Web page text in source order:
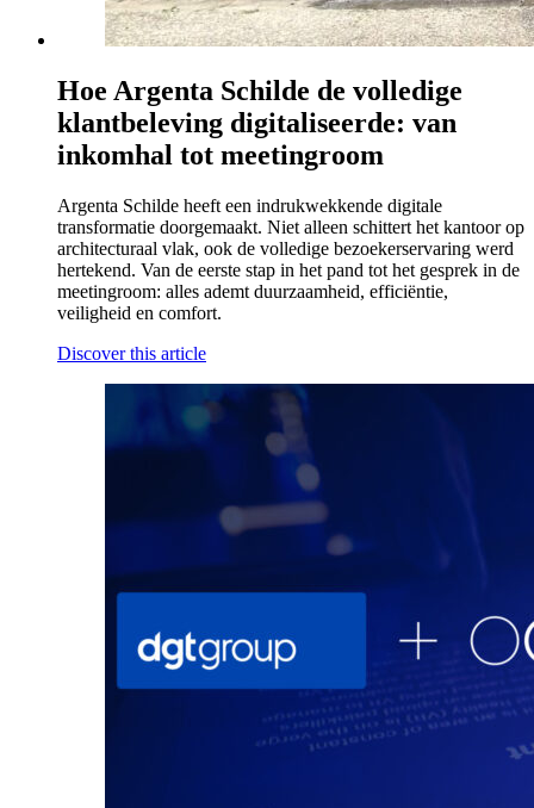
Hoe Argenta Schilde de volledige
klantbeleving digitaliseerde: van
inkomhal tot meetingroom
Argenta Schilde heeft een indrukwekkende digitale
transformatie doorgemaakt. Niet alleen schittert het kantoor op
architecturaal vlak, ook de volledige bezoekerservaring werd
hertekend. Van de eerste stap in het pand tot het gesprek in de
meetingroom: alles ademt duurzaamheid, efficiëntie,
veiligheid en comfort.
Discover this article